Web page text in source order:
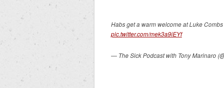
Habs get a warm welcome at Luke
pic.twitter.com/mek3a9iEYf
— The Sick Podcast with Tony Marinaro